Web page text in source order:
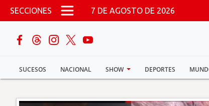
Pasar al contenido principal
SECCIONES 7 DE AGOSTO DE 2026
SUCESOS NACIONAL SHOW DEPORTES
buscar
Sucesos
Nacional